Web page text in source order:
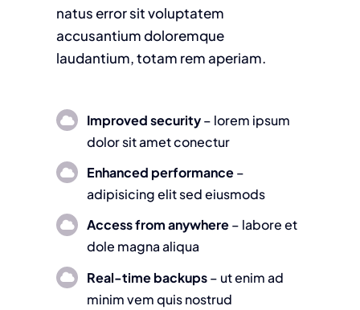
natus error sit voluptatem
accusantium doloremque
laudantium, totam rem aperiam.
Improved security– lorem ipsum
dolor sit amet conectur
Enhanced performance–
adipisicing elit sed eiusmods
Access from anywhere– labore et
dole magna aliqua
Real-time backups– ut enim ad
minim vem quis nostrud